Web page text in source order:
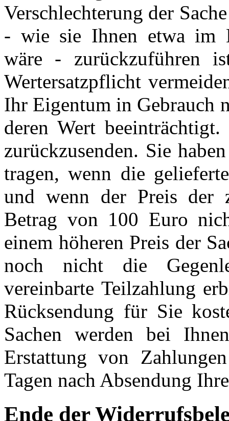
Verschlechterung der
- wie sie Ihnen etwa im
wäre - zurückzuführen
Wertersatzpflicht
Ihr Eigentum in Gebrauch
deren Wert beeinträchtigt.
zurückzusenden. Sie
tragen, wenn die
und wenn der Preis der
Betrag von 100 Euro
einem höheren Preis der
noch nicht die
vereinbarte Teilzahlung
Rücksendung für Sie
Sachen werden bei
Erstattung von
Tagen nach Absendung
Ende der